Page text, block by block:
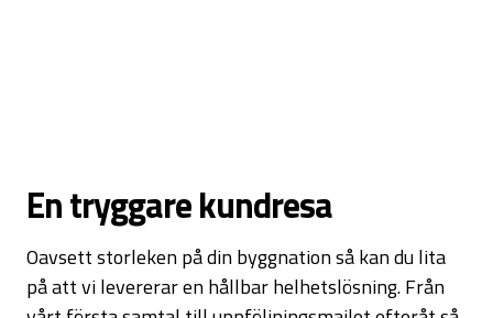
En tryggare kundresa
Oavsett storleken på din byggnation så kan du lita
på att vi levererar en hållbar helhetslösning. Från